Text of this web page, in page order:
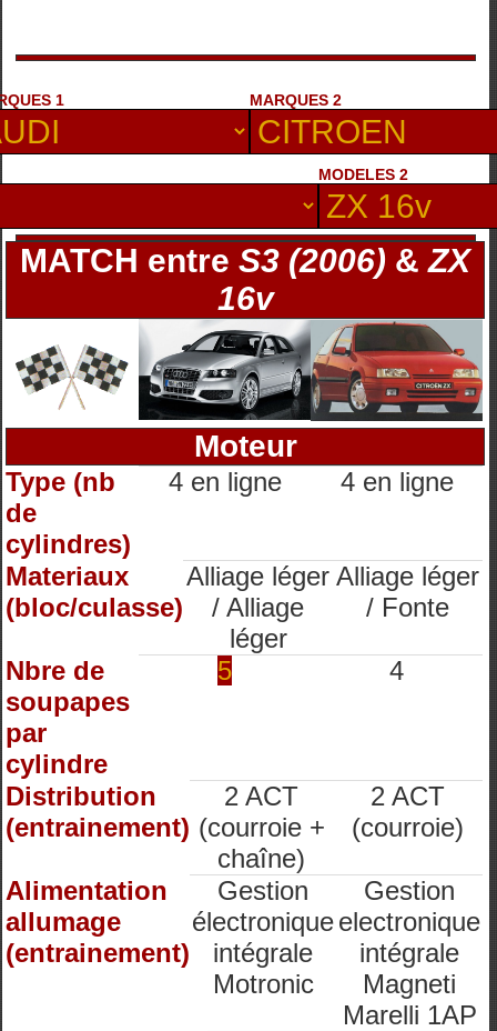
1 MARQUES 2
MODELES 2
MATCH entreS3 (2006) &ZX
16v
Moteur
Type (nb
de
cylindres)
4 en ligne 4 en ligne
Materiaux
(bloc/culasse)
Alliage léger
/ Alliage
léger
Alliage léger
/ Fonte
Nbre de
soupapes
par
cylindre
5 4
Distribution
(entrainement)
2 ACT
(courroie +
chaîne)
2 ACT
(courroie)
Alimentation
allumage
(entrainement)
Gestion
électronique
intégrale
Motronic
Gestion
electronique
intégrale
Magneti
Marelli 1AP